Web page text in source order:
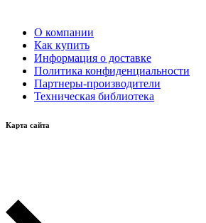
О компании
Как купить
Информация о доставке
Политика конфиденциальности
Партнеры-производители
Техническая библиотека
Карта сайта